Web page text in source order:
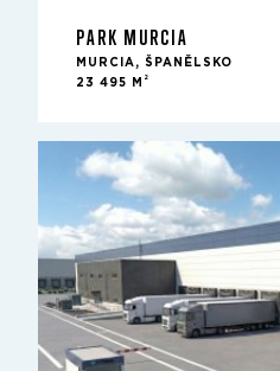
PARK MURCIA
MURCIA, ŠPANĚLSKO
23 495 M
2